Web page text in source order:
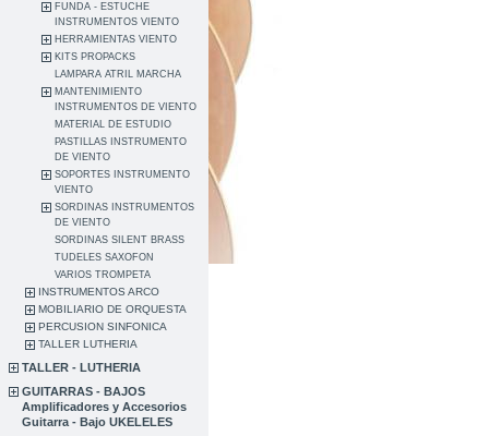
FUNDA - ESTUCHE
INSTRUMENTOS VIENTO
HERRAMIENTAS VIENTO
KITS PROPACKS
LAMPARA ATRIL MARCHA
MANTENIMIENTO
INSTRUMENTOS DE VIENTO
MATERIAL DE ESTUDIO
PASTILLAS INSTRUMENTO
DE VIENTO
SOPORTES INSTRUMENTO
VIENTO
SORDINAS INSTRUMENTOS
DE VIENTO
SORDINAS SILENT BRASS
TUDELES SAXOFON
VARIOS TROMPETA
INSTRUMENTOS ARCO
MOBILIARIO DE ORQUESTA
PERCUSION SINFONICA
TALLER LUTHERIA
TALLER - LUTHERIA
GUITARRAS - BAJOS
Amplificadores y Accesorios
Guitarra - Bajo UKELELES